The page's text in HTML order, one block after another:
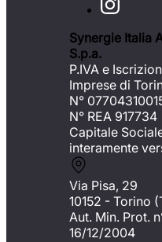
Synergie Italia
S.p.a.
P.IVA e
Imprese di
N°
N° REA 917734
Capitale
interamente
Via Pisa, 29
10152 - Torino
Aut. Min. Prot.
16/12/2004